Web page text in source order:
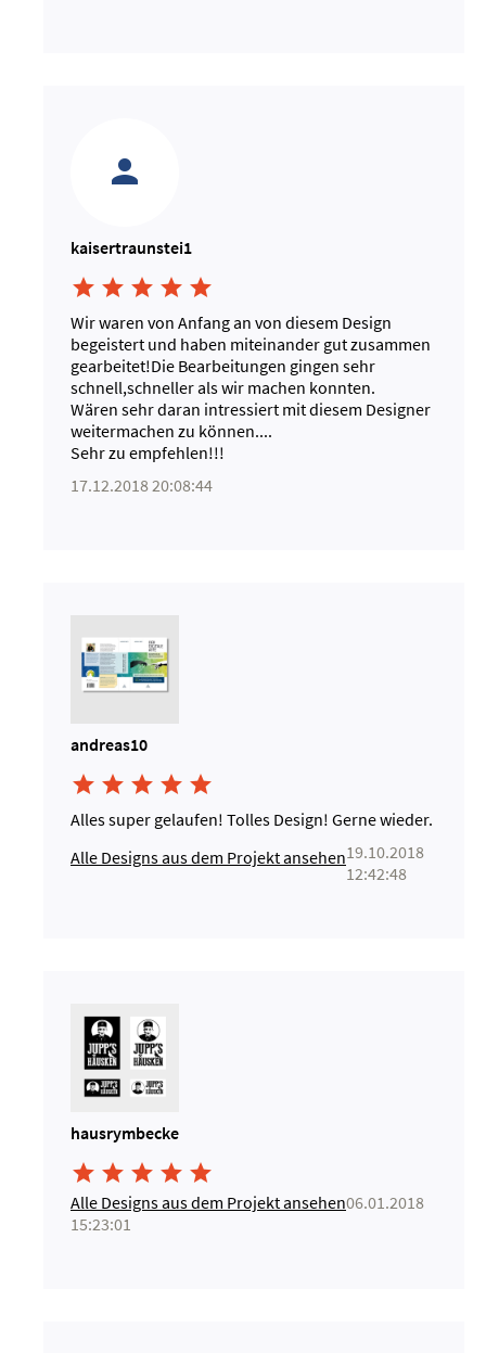
kaisertraunstei1
    
Wir waren von Anfang an von diesem Design
begeistert und haben miteinander gut zusammen
gearbeitet!Die Bearbeitungen gingen sehr
schnell,schneller als wir machen konnten.
Wären sehr daran intressiert mit diesem Designer
weitermachen zu können....
Sehr zu empfehlen!!!
17.12.2018 20:08:44
andreas10
    
Alles super gelaufen! Tolles Design! Gerne wieder.
Alle Designs aus dem Projekt ansehen19.10.2018
12:42:48
hausrymbecke
    
Alle Designs aus dem Projekt ansehen06.01.2018
15:23:01